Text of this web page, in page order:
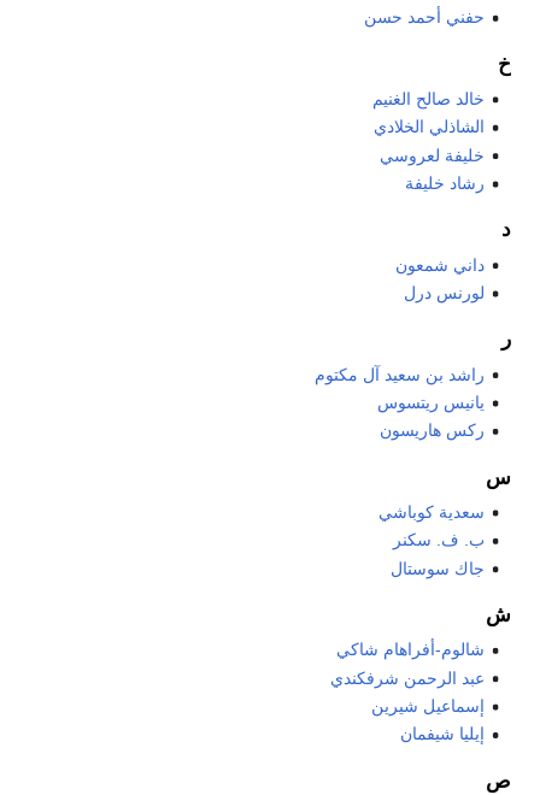
حفني أحمد حسن
خ
خالد صالح الغنيم
الشاذلي الخلادي
خليفة لعروسي
رشاد خليفة
د
داني شمعون
لورنس درل
ر
راشد بن سعيد آل مكتوم
يانيس ريتسوس
ركس هاريسون
س
سعدية كوباشي
ب. ف. سكنر
جاك سوستال
ش
شالوم-أفراهام شاكي
عبد الرحمن شرفكندي
إسماعيل شيرين
إيليا شيفمان
ص